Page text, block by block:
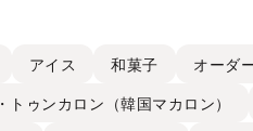
アイス 和菓子 オーダ
トゥンカロン（韓国マカロン）